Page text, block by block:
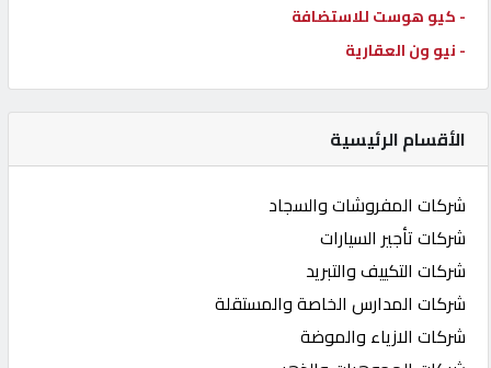
- كيو هوست للاستضافة
- نيو ون العقارية
الأقسام الرئيسية
شركات المفروشات والسجاد
شركات تأجير السيارات
شركات التكييف والتبريد
شركات المدارس الخاصة والمستقلة
شركات الازياء والموضة